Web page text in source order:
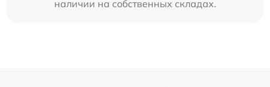
наличии на собственных складах.